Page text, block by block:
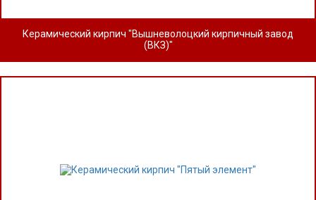
Керамический кирпич "Вышневолоцкий кирпичный завод
(ВКЗ)"